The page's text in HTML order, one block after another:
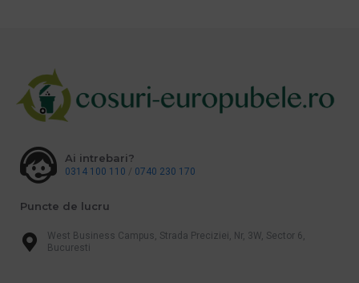
Ai intrebari?
0314 100 110 / 0740 230 170
Puncte de lucru
West Business Campus, Strada Preciziei, Nr, 3W, Sector 6,
Bucuresti